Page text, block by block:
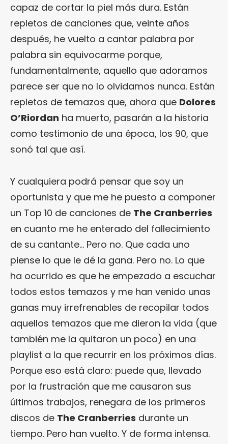
capaz de cortar la piel más dura. Están
repletos de canciones que, veinte años
después, he vuelto a cantar palabra por
palabra sin equivocarme porque,
fundamentalmente, aquello que adoramos
parece ser que no lo olvidamos nunca. Están
repletos de temazos que, ahora que Dolores
O’Riordan ha muerto, pasarán a la historia
como testimonio de una época, los 90, que
sonó tal que así.
Y cualquiera podrá pensar que soy un
oportunista y que me he puesto a componer
un Top 10 de canciones de The Cranberries
en cuanto me he enterado del fallecimiento
de su cantante… Pero no. Que cada uno
piense lo que le dé la gana. Pero no. Lo que
ha ocurrido es que he empezado a escuchar
todos estos temazos y me han venido unas
ganas muy irrefrenables de recopilar todos
aquellos temazos que me dieron la vida (que
también me la quitaron un poco) en una
playlist a la que recurrir en los próximos días.
Porque eso está claro: puede que, llevado
por la frustración que me causaron sus
últimos trabajos, renegara de los primeros
discos de The Cranberries durante un
tiempo. Pero han vuelto. Y de forma intensa.